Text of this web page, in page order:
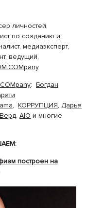
личностей,
по созданию и
медиаэксперт,
ведущий,
.
: Богдан
, КОРРУПЦИЯ, Дарья
, AIO и многие
построен на